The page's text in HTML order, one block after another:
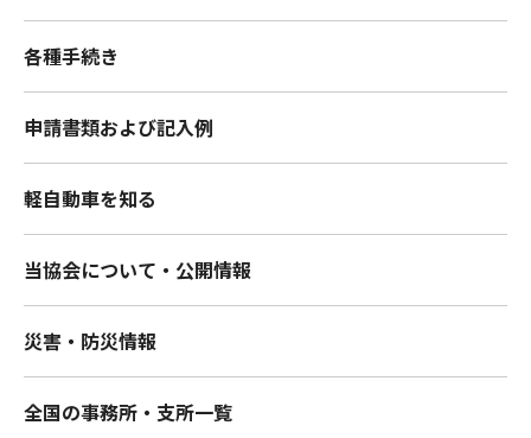
各種手続き
申請書類および記入例
軽自動車を知る
当協会について・公開情報
災害・防災情報
全国の事務所・支所一覧